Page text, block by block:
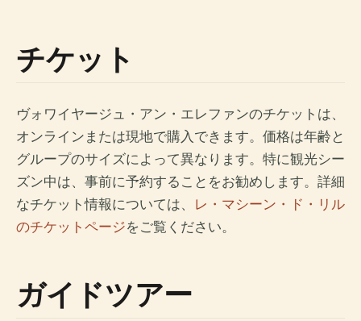
チケット
ヴォワイヤージュ・アン・エレファンのチケットは、
オンラインまたは現地で購入できます。価格は年齢と
グループのサイズによって異なります。特に観光シー
ズン中は、事前に予約することをお勧めします。詳細
なチケット情報については、 レ・マシーン・ド・リル
のチケットページをご覧ください。
ガイドツアー